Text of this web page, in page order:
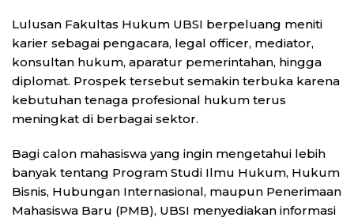
Lulusan Fakultas Hukum UBSI berpeluang meniti
karier sebagai pengacara, legal officer, mediator,
konsultan hukum, aparatur pemerintahan, hingga
diplomat. Prospek tersebut semakin terbuka karena
kebutuhan tenaga profesional hukum terus
meningkat di berbagai sektor.
Bagi calon mahasiswa yang ingin mengetahui lebih
banyak tentang Program Studi Ilmu Hukum, Hukum
Bisnis, Hubungan Internasional, maupun Penerimaan
Mahasiswa Baru (PMB), UBSI menyediakan informasi